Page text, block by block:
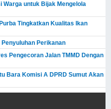
Warga untuk Bijak Mengelola
Tingkatkan Kualitas Ikan
Penyuluhan Perikanan
Pengecoran Jalan TMMD Dengan
Bara Komisi A DPRD Sumut Akan